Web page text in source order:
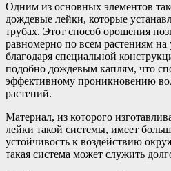
Одним из основных элементов
дождевые лейки, которые
трубах. Этот способ орошения
равномерно по всем растениям на
благодаря специальной
подобно дождевым каплям, что
эффективному проникновению
растений.
Материал, из которого
лейки такой системы, имеет
устойчивость к воздействию
такая система может служить